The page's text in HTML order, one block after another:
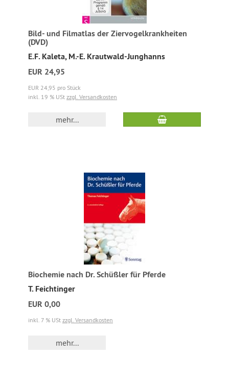
Bild- und Filmatlas der Ziervogelkrankheiten
(DVD)
E.F. Kaleta, M.-E. Krautwald-Junghanns
EUR 24,95
EUR 24,95 pro Stück
inkl. 19 % USt zzgl. Versandkosten
mehr...
Biochemie nach Dr. Schüßler für Pferde
T. Feichtinger
EUR 0,00
inkl. 7 % USt zzgl. Versandkosten
mehr...